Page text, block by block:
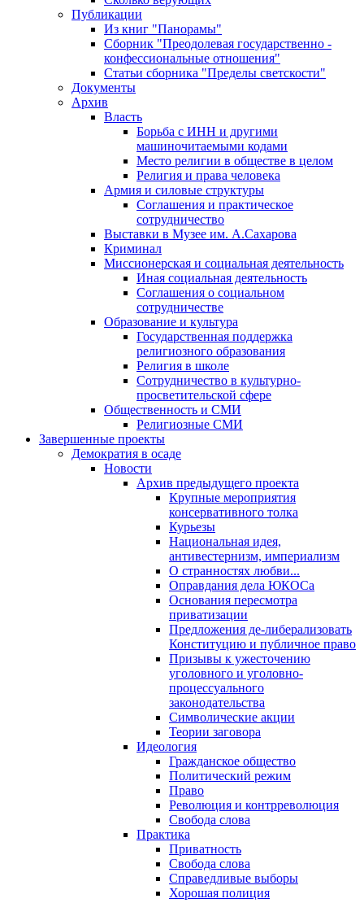
Публикации
Из книг "Панорамы"
Сборник "Преодолевая государственно -
конфессиональные отношения"
Статьи сборника "Пределы светскости"
Документы
Архив
Власть
Борьба с ИНН и другими
машиночитаемыми кодами
Место религии в обществе в целом
Религия и права человека
Армия и силовые структуры
Соглашения и практическое
сотрудничество
Выставки в Музее им. А.Сахарова
Криминал
Миссионерская и социальная деятельность
Иная социальная деятельность
Соглашения о социальном
сотрудничестве
Образование и культура
Государственная поддержка
религиозного образования
Религия в школе
Сотрудничество в культурно-
просветительской сфере
Общественность и СМИ
Религиозные СМИ
Завершенные проекты
Демократия в осаде
Новости
Архив предыдущего проекта
Крупные мероприятия
консервативного толка
Курьезы
Национальная идея,
антивестернизм, империализм
О странностях любви...
Оправдания дела ЮКОСа
Основания пересмотра
приватизации
Предложения де-либерализовать
Конституцию и публичное право
Призывы к ужесточению
уголовного и уголовно-
процессуального
законодательства
Символические акции
Теории заговора
Идеология
Гражданское общество
Политический режим
Право
Революция и контрреволюция
Свобода слова
Практика
Приватность
Свобода слова
Справедливые выборы
Хорошая полиция